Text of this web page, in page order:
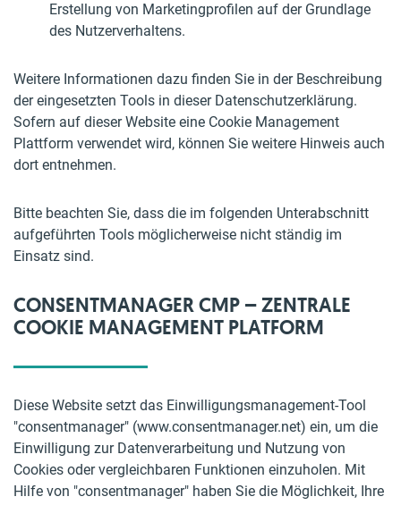
Erstellung von Marketingprofilen auf der Grundlage
des Nutzerverhaltens.
Weitere Informationen dazu finden Sie in der Beschreibung
der eingesetzten Tools in dieser Datenschutzerklärung.
Sofern auf dieser Website eine Cookie Management
Plattform verwendet wird, können Sie weitere Hinweis auch
dort entnehmen.
Bitte beachten Sie, dass die im folgenden Unterabschnitt
aufgeführten Tools möglicherweise nicht ständig im
Einsatz sind.
CONSENTMANAGER CMP – ZENTRALE
COOKIE MANAGEMENT PLATFORM
Diese Website setzt das Einwilligungsmanagement-Tool
"consentmanager" (www.consentmanager.net) ein, um die
Einwilligung zur Datenverarbeitung und Nutzung von
Cookies oder vergleichbaren Funktionen einzuholen. Mit
Hilfe von "consentmanager" haben Sie die Möglichkeit, Ihre